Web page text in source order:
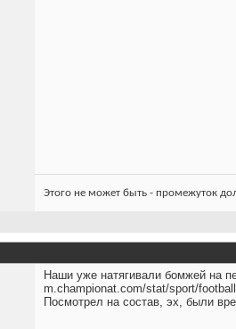
Этого не может быть - промежуток
Наши уже натягивали бомжей на
m.championat.com/stat/sport/
Посмотрел на состав, эх, были